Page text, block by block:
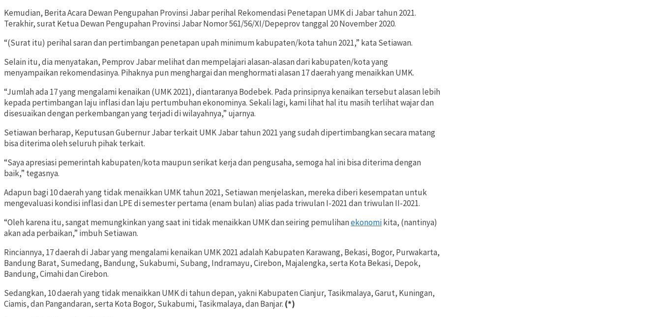
Kemudian, Berita Acara Dewan Pengupahan Provinsi Jabar perihal Rekomendasi Penetapan UMK di Jabar tahun 2021.
Terakhir, surat Ketua Dewan Pengupahan Provinsi Jabar Nomor 561/56/XI/Depeprov tanggal 20 November 2020.
“(Surat itu) perihal saran dan pertimbangan penetapan upah minimum kabupaten/kota tahun 2021,” kata Setiawan.
Selain itu, dia menyatakan, Pemprov Jabar melihat dan mempelajari alasan-alasan dari kabupaten/kota yang
menyampaikan rekomendasinya. Pihaknya pun menghargai dan menghormati alasan 17 daerah yang menaikkan UMK.
“Jumlah ada 17 yang mengalami kenaikan (UMK 2021), diantaranya Bodebek. Pada prinsipnya kenaikan tersebut alasan lebih
kepada pertimbangan laju inflasi dan laju pertumbuhan ekonominya. Sekali lagi, kami lihat hal itu masih terlihat wajar dan
disesuaikan dengan perkembangan yang terjadi di wilayahnya,” ujarnya.
Setiawan berharap, Keputusan Gubernur Jabar terkait UMK Jabar tahun 2021 yang sudah dipertimbangkan secara matang
bisa diterima oleh seluruh pihak terkait.
“Saya apresiasi pemerintah kabupaten/kota maupun serikat kerja dan pengusaha, semoga hal ini bisa diterima dengan
baik,” tegasnya.
Adapun bagi 10 daerah yang tidak menaikkan UMK tahun 2021, Setiawan menjelaskan, mereka diberi kesempatan untuk
mengevaluasi kondisi inflasi dan LPE di semester pertama (enam bulan) alias pada triwulan I-2021 dan triwulan II-2021.
“Oleh karena itu, sangat memungkinkan yang saat ini tidak menaikkan UMK dan seiring pemulihanekonomikita, (nantinya)
akan ada perbaikan,” imbuh Setiawan.
Rinciannya, 17 daerah di Jabar yang mengalami kenaikan UMK 2021 adalah Kabupaten Karawang, Bekasi, Bogor, Purwakarta,
Bandung Barat, Sumedang, Bandung, Sukabumi, Subang, Indramayu, Cirebon, Majalengka, serta Kota Bekasi, Depok,
Bandung, Cimahi dan Cirebon.
Sedangkan, 10 daerah yang tidak menaikkan UMK di tahun depan, yakni Kabupaten Cianjur, Tasikmalaya, Garut, Kuningan,
Ciamis, dan Pangandaran, serta Kota Bogor, Sukabumi, Tasikmalaya, dan Banjar. (*)